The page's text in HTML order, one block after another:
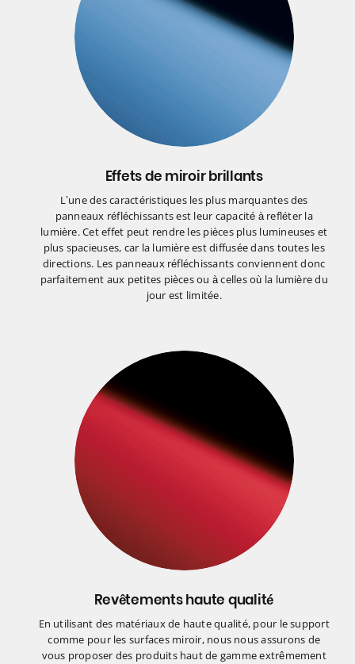
Effets de miroir brillants
L’une des caractéristiques les plus marquantes des
panneaux réfléchissants est leur capacité à refléter la
lumière. Cet effet peut rendre les pièces plus lumineuses et
plus spacieuses, car la lumière est diffusée dans toutes les
directions. Les panneaux réfléchissants conviennent donc
parfaitement aux petites pièces ou à celles où la lumière du
jour est limitée.
Revêtements haute qualité
En utilisant des matériaux de haute qualité, pour le support
comme pour les surfaces miroir, nous nous assurons de
vous proposer des produits haut de gamme extrêmement